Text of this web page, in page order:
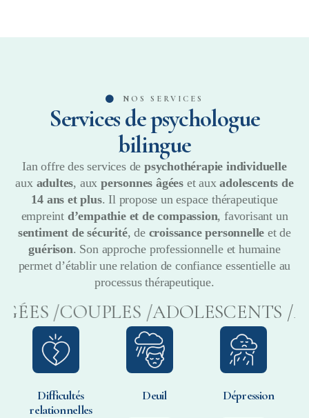
NOS SERVICES
Services de psychologue
bilingue
Ian offre des services depsychothérapie individuelle
aux adultes, aux personnes âgées et auxadolescents de
14 ans et plus. Il propose un espace thérapeutique
empreint d’empathie et de compassion, favorisant un
sentiment de sécurité, de croissance personnelle et de
guérison. Son approche professionnelle et humaine
permet d’établir une relation de confiance essentielle au
processus thérapeutique.
/COUPLES /ADOLESCENTS /
Difficultés
relationnelles
Deuil Dépression